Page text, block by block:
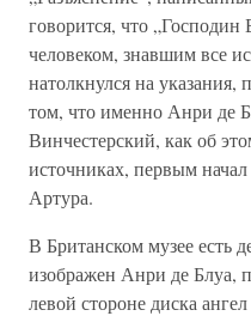
говорится, что
человеком, знавшим все
натолкнулся на
том, что именно Анри де
Винчестерский, как об
источниках, первым
Артура.
В Британском музее есть
изображен Анри де Блуа,
левой стороне диска